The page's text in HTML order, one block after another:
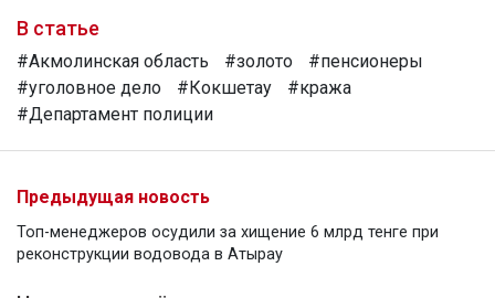
В статье
#Акмолинская область #золото
#пенсионеры
#уголовное дело
#Кокшетау
#кража
#Департамент полиции
Предыдущая новость
Топ-менеджеров осудили за хищение 6 млрд тенге при
реконструкции водовода в Атырау